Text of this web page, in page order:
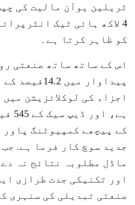
ٹریلین یوآن مالیت کی
4 لاکھ ہائی ٹیک
کو ظاہر کرتا ہے۔
اس کے ساتھ ساتھ صنعتی
پیداوار میں
اجزاء کی لوکلائزیشن میں
کے پیچھے کمپیوٹنگ
جدید سوچ کار فرما ہے.
ماڈل مطلوبہ نتائج نہ
اور تکنیکی جدت طرازی
صنعتی تبدیلی کی سنہری